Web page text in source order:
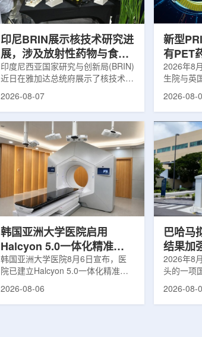
一款特异性结合CAⅨ的肾癌小分子
诊断核药，适用于疑似或确认转移性
慧核医学
发展模式
印尼BRIN展示核技术研究进
展，涉及放射性药物与食品
辐照应用
印度尼西亚国家研究与创新局(BRIN)
近日在雅加达总统府展示了核技术研
究成果。BRIN局长阿里夫·萨特里亚
粮食和健康等领域。在健康领域，
BRIN正在开发用于核医学的放射性
药物。这类药物含有放射性物质，可
用于癌症诊断和治疗。阿里夫表示，
放射性药物研发对癌症识别和治疗具
有重要意义。在食品领域，BRIN将
核技术用于食品保鲜，重点包括出口
水果的辐照处理。阿里夫介绍，一些
2026-08-07
新型
有PET
境
2026年8
生院与英
布，已建
该方法可
用，有望
微环境的
衰变的下
临床PET
湮灭过程
累情况，
程度相关
2026-08-
韩国亚洲大学医院启用
Halcyon 5.0一体化精准放
射治疗方案
韩国亚洲大学医院8月6日宣布，医
院已建立Halcyon 5.0一体化精准放
射治疗解决方案，并开始全面用于患
2026-08-06
巴哈马
结果加
2026年8
头的一项
强癌症治
2026-08-